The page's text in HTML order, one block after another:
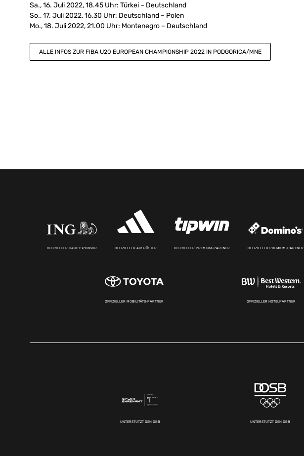
Sa., 16. Juli 2022, 18.45 Uhr: Türkei – Deutschland
So., 17. Juli 2022, 16.30 Uhr: Deutschland – Polen
Mo., 18. Juli 2022, 21.00 Uhr: Montenegro – Deutschland
ALLE INFOS ZUR FIBA U20 EUROPEAN CHAMPIONSHIP 2022 IN PODGORICA/MNE
OFFIZIELLER HAUPTSPONSOR OFFIZIELLER AUSRÜSTER OFFIZIELLER PREMIUM-PARTNER OFFIZIELLER PREMIUM-PARTNER
OFFIZIELLER MOBILITÄTS-PARTNER OFFIZIELLER HOTELPARTNER
UNTERSTÜTZT DEN DBB UNTERSTÜTZT DEN DBB